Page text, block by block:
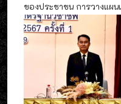
ของประชาชน การวางแผ